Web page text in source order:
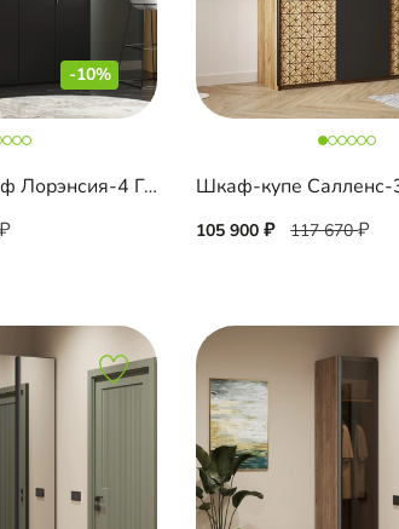
-10%
Распашной шкаф Лорэнсия-4 Графит
105 900 117 670